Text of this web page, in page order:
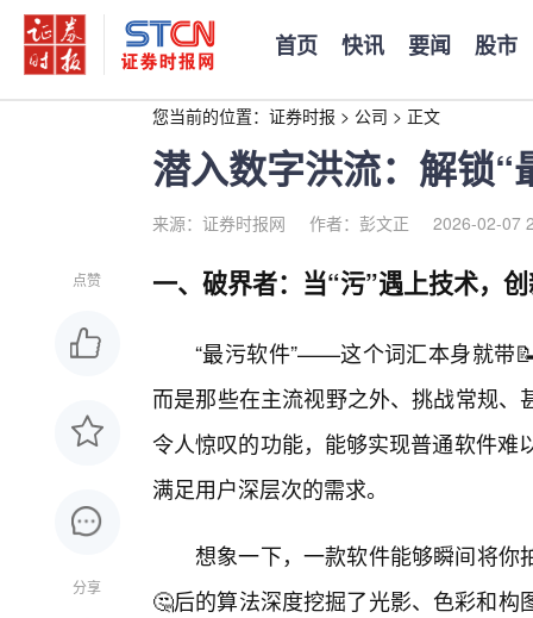
首页 快讯 要闻 股市
您当前的位置： 证券时报 > 公司 > 正文
潜入数字洪流：解锁
来源：证券时报网 作者：彭文正 2026-02-07
点赞
分享
一、破界者：当“污”遇上技术，
“最污软件”——这个词汇本身就带
而是那些在主流视野之外、挑战常规
令人惊叹的功能，能够实现普通软件
满足用户深层次的需求。
想象一下，一款软件能够瞬间将你
🤔后的算法深度挖掘了光影、色彩和